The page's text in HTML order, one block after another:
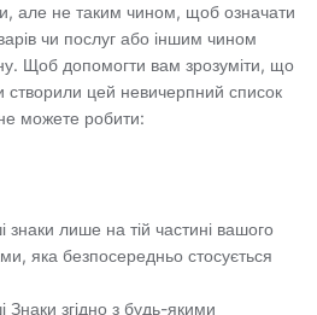
але не таким чином, щоб означати
чи послуг або іншим чином
Щоб допомогти вам зрозуміти, що
створили цей невичерпний список
можете робити:
знаки лише на тій частині вашого
яка безпосередньо стосується
Знаки згідно з будь-якими